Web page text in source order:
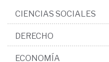
CIENCIAS SOCIALES
DERECHO
ECONOMÍA